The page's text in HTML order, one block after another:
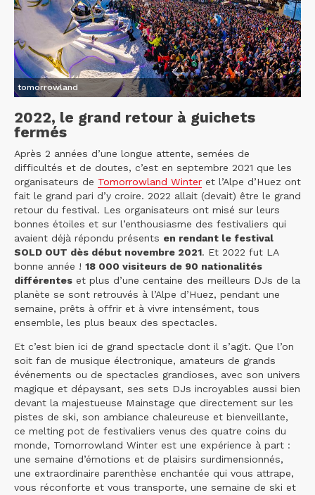
tomorrowland
2022, le grand retour à guichets
fermés
Après 2 années d’une longue attente, semées de
difficultés et de doutes, c’est en septembre 2021 que les
organisateurs de Tomorrowland Winter et l’Alpe d’Huez ont
fait le grand pari d’y croire. 2022 allait (devait) être le grand
retour du festival. Les organisateurs ont misé sur leurs
bonnes étoiles et sur l’enthousiasme des festivaliers qui
avaient déjà répondu présents en rendant le festival
SOLD OUT dès début novembre 2021. Et 2022 fut LA
bonne année ! 18 000 visiteurs de 90 nationalités
différentes et plus d’une centaine des meilleurs DJs de la
planète se sont retrouvés à l’Alpe d’Huez, pendant une
semaine, prêts à offrir et à vivre intensément, tous
ensemble, les plus beaux des spectacles.
Et c’est bien ici de grand spectacle dont il s’agit. Que l’on
soit fan de musique électronique, amateurs de grands
événements ou de spectacles grandioses, avec son univers
magique et dépaysant, ses sets DJs incroyables aussi bien
devant la majestueuse Mainstage que directement sur les
pistes de ski, son ambiance chaleureuse et bienveillante,
ce melting pot de festivaliers venus des quatre coins du
monde, Tomorrowland Winter est une expérience à part :
une semaine d’émotions et de plaisirs surdimensionnés,
une extraordinaire parenthèse enchantée qui vous attrape,
vous réconforte et vous transporte, une semaine de ski et